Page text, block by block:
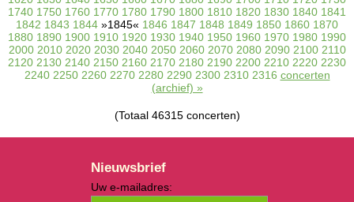
1740 1750 1760 1770 1780 1790 1800 1810 1820 1830 1840 1841
1842 1843 1844 »1845« 1846 1847 1848 1849 1850 1860 1870
1880 1890 1900 1910 1920 1930 1940 1950 1960 1970 1980 1990
2000 2010 2020 2030 2040 2050 2060 2070 2080 2090 2100 2110
2120 2130 2140 2150 2160 2170 2180 2190 2200 2210 2220 2230
2240 2250 2260 2270 2280 2290 2300 2310 2316 concerten
(archief) »
(Totaal 46315 concerten)
Nieuwsbrief
Uw e-mailadres: